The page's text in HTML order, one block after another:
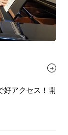
好アクセス！開